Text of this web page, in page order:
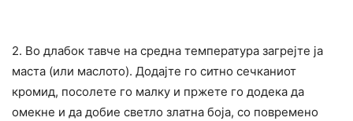
2. Во длабок тавче на средна температура загрејте ја
маста (или маслото). Додајте го ситно сечканиот
кромид, посолете го малку и пржете го додека да
омекне и да добие светло златна боја, со повремено